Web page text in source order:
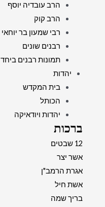
הרב עובדיה יוסף
הרב קוק
רבי שמעון בר יוחאי
רבנים שונים
תמונות רבנים ביחד
יהדות
בית המקדש
הכותל
יהדות ויודאיקה
ברכות
12 שבטים
אשר יצר
אגרת הרמב"ן
אשת חיל
בריך שמה